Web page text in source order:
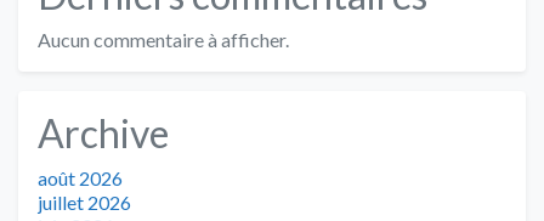
Aucun commentaire à afficher.
Archive
août 2026
juillet 2026